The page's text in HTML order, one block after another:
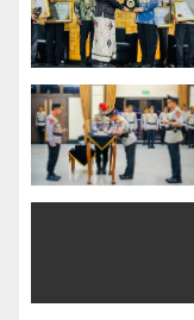
t
i
o
n